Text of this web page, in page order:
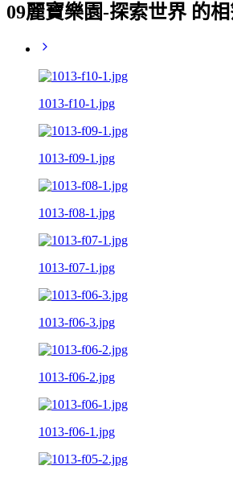
09麗寶樂園-探索世界 的相
1013-f10-1.jpg
1013-f09-1.jpg
1013-f08-1.jpg
1013-f07-1.jpg
1013-f06-3.jpg
1013-f06-2.jpg
1013-f06-1.jpg